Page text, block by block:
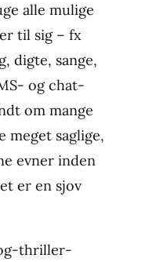
alle mulige
til sig – fx
digte, sange,
og chat-
om mange
meget saglige,
evner inden
er en sjov
thriller-